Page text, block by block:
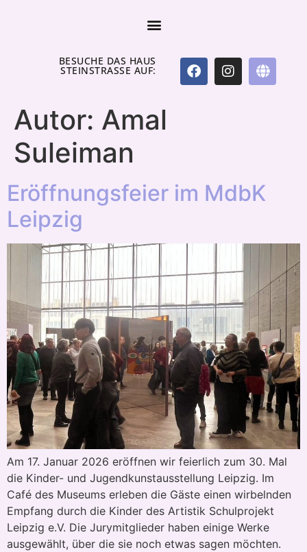
BESUCHE DAS HAUS
STEINSTRASSE AUF:
Autor: Amal
Suleiman
Eröffnungsfeier im MdbK
Leipzig
Am 17. Januar 2026 eröffnen wir feierlich zum 30. Mal
die Kinder- und Jugendkunstausstellung Leipzig. Im
Café des Museums erleben die Gäste einen wirbelnden
Empfang durch die Kinder des Artistik Schulprojekt
Leipzig e.V. Die Jurymitglieder haben einige Werke
ausgewählt, über die sie noch etwas sagen möchten.